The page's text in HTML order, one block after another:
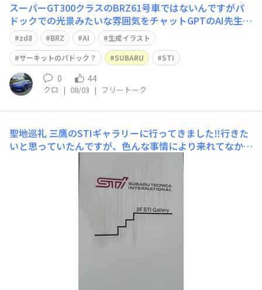
スーパーGT300クラスのBRZ61号車ではないんですがパ
ドックでの光景みたいな雰囲気をチャットGPTのAI先生に
描いてもらいました😅イラストのベースは僕のBRZ STI s
port TYPE RAですウイングの形状は違いますがwGT300
のBRZを応援してます٩(๑❛ᴗ❛๑)۶頑張れ！
zd8 BRZ AI
生成イラスト
サーキットのパドック？
SUBARU STI
0 44
クロ | 08/03 | フリートーク
聖地巡礼 三鷹のSTIギャラリーに行ってきました‼️行きた
いと思っていたんですが、色んな事情により来れてなかっ
たんですよね😅現在の展示車は…https://www.sti.jp/ne
ws/detail/2026072922B-STIバージョン。伝説の1台です
ね。コリン・マクレーがWRCで乗ってた実車。横はペタ